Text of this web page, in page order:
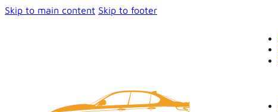
Skip to main content Skip to footer